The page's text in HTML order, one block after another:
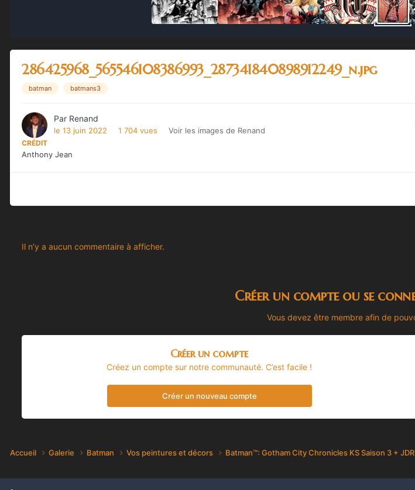
286425968_565546108386993_287341840898912249_n.jpg
batman batmans3
Par Renand
le 13 juin 2022 1 704 vues Voir les images de Renand
CRÉDIT
Anthony Jean
Il n’y a aucun commentaire à afficher.
Créer un compte ou se
Vous devez être membre afin de
Créer un compte
Créez un compte sur notre communauté. C’est facile !
Créer un nouveau compte
Accueil Galerie Batman Vos peintures et décors Batman™: Gotham City Chronicles KS Saison 3 + JDR